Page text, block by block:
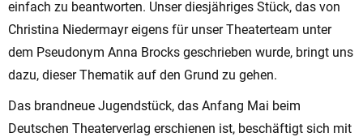
einfach zu beantworten. Unser diesjähriges Stück, das von
Christina Niedermayr eigens für unser Theaterteam unter
dem Pseudonym Anna Brocks geschrieben wurde, bringt uns
dazu, dieser Thematik auf den Grund zu gehen.
Das brandneue Jugendstück, das Anfang Mai beim
Deutschen Theaterverlag erschienen ist, beschäftigt sich mit